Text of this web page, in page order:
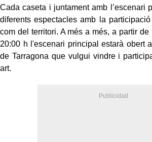
Cada caseta i juntament amb l’escenari
diferents espectacles amb la
com del territori. A més a més, a partir
20:00 h l'escenari principal estarà obert
de Tarragona que vulgui vindre i
art.